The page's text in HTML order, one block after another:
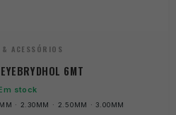
& ACESSÓRIOS
6MT
stock
· 2.30MM · 2.50MM · 3.00MM